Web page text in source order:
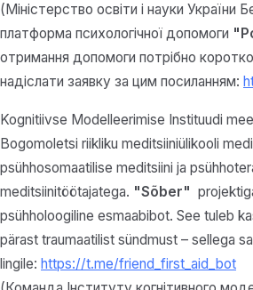
(Міністерство освіти і науки України
платформа психологічної допомоги
отримання допомоги потрібно коротко
надіслати заявку за цим посиланням:
Kognitiivse Modelleerimise Instituudi
Bogomoletsi riikliku meditsiiniülikooli
psühhosomaatilise meditsiini ja
meditsiinitöötajatega. "Sõber"
psühholoogiline esmaabibot. See tuleb
pärast traumaatilist sündmust – sellega
lingile: https://t.me/friend_first_aid_bot